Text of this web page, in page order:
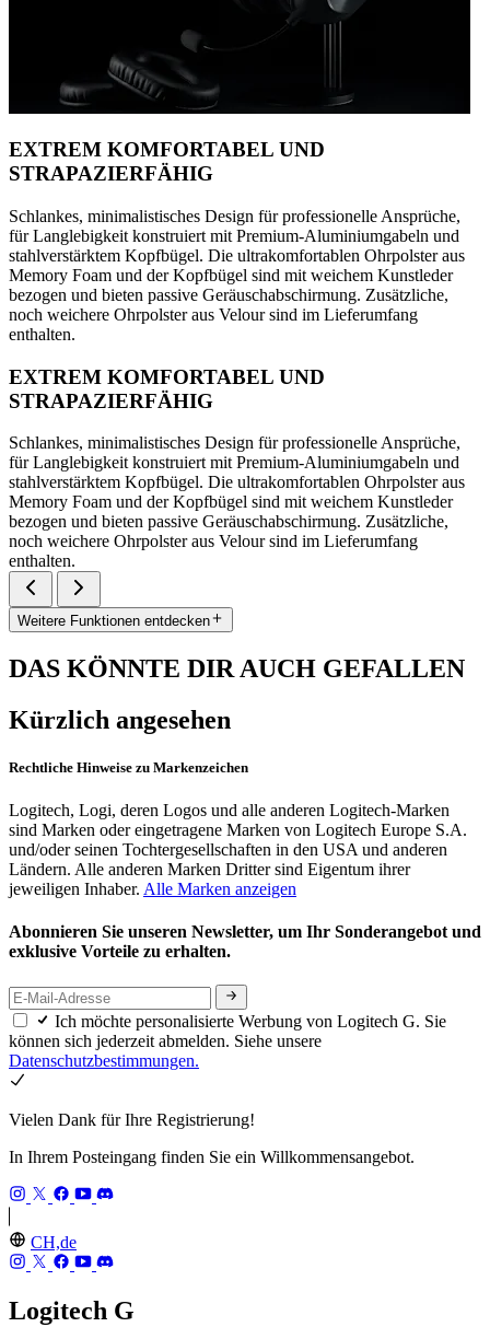
EXTREM KOMFORTABEL UND
STRAPAZIERFÄHIG
Schlankes, minimalistisches Design für professionelle Ansprüche,
für Langlebigkeit konstruiert mit Premium-Aluminiumgabeln und
stahlverstärktem Kopfbügel. Die ultrakomfortablen Ohrpolster aus
Memory Foam und der Kopfbügel sind mit weichem Kunstleder
bezogen und bieten passive Geräuschabschirmung. Zusätzliche,
noch weichere Ohrpolster aus Velour sind im Lieferumfang
enthalten.
EXTREM KOMFORTABEL UND
STRAPAZIERFÄHIG
Schlankes, minimalistisches Design für professionelle Ansprüche,
für Langlebigkeit konstruiert mit Premium-Aluminiumgabeln und
stahlverstärktem Kopfbügel. Die ultrakomfortablen Ohrpolster aus
Memory Foam und der Kopfbügel sind mit weichem Kunstleder
bezogen und bieten passive Geräuschabschirmung. Zusätzliche,
noch weichere Ohrpolster aus Velour sind im Lieferumfang
enthalten.
Weitere Funktionen entdecken
DAS KÖNNTE DIR AUCH GEFALLEN
Kürzlich angesehen
Rechtliche Hinweise zu Markenzeichen
Logitech, Logi, deren Logos und alle anderen Logitech-Marken
sind Marken oder eingetragene Marken von Logitech Europe S.A.
und/oder seinen Tochtergesellschaften in den USA und anderen
Ländern. Alle anderen Marken Dritter sind Eigentum ihrer
jeweiligen Inhaber. Alle Marken anzeigen
Abonnieren Sie unseren Newsletter, um Ihr Sonderangebot und
exklusive Vorteile zu erhalten.
Ich möchte personalisierte Werbung von Logitech G. Sie
können sich jederzeit abmelden. Siehe unsere
Datenschutzbestimmungen.
Vielen Dank für Ihre Registrierung!
In Ihrem Posteingang finden Sie ein Willkommensangebot.
CH,de
Logitech G